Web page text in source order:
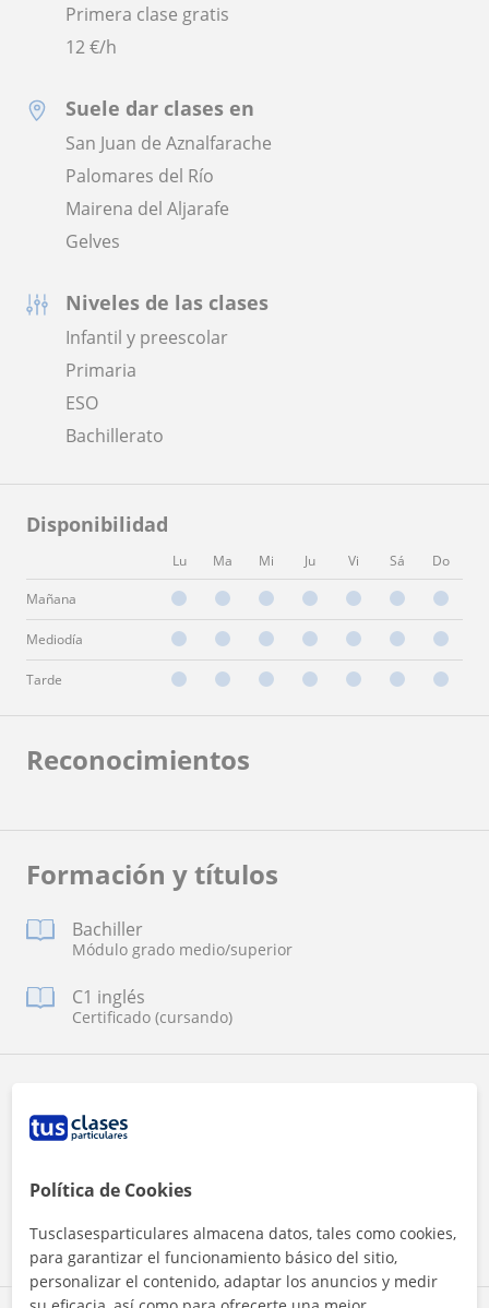
Primera clase gratis
12€/h
Suele dar clases en
San Juan de Aznalfarache
Palomares del Río
Mairena del Aljarafe
Gelves
Niveles de las clases
Infantil y preescolar
Primaria
ESO
Bachillerato
Disponibilidad
Lu Ma Mi Ju Vi Sá Do
Mañana
Mediodía
Tarde
Reconocimientos
Formación y títulos
Bachiller
Módulo grado medio/superior
C1 inglés
Certificado (cursando)
Inglés
Valenciano
Política de Cookies
Tusclasesparticulares almacena datos, tales como cookies,
para garantizar el funcionamiento básico del sitio,
personalizar el contenido, adaptar los anuncios y medir